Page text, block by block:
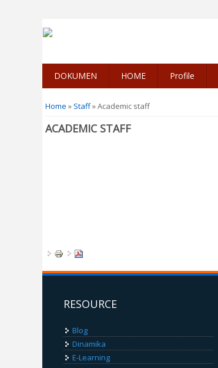
DOKUMEN HOME Profile
You are here
Home » Staff» Academic staff
ACADEMIC STAFF
RESOURCE
Blog
Dinamika
E-Learning